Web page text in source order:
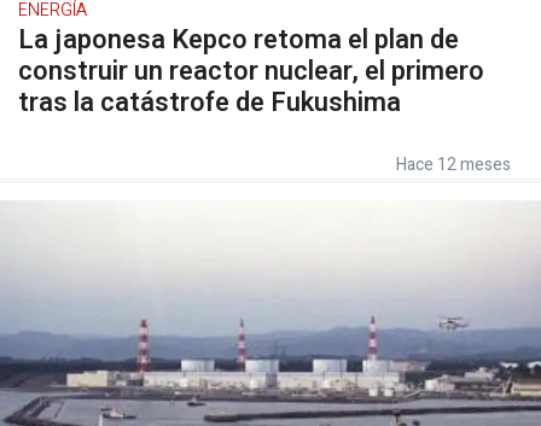
ENERGÍA
La japonesa Kepco retoma el plan de
construir un reactor nuclear, el primero
tras la catástrofe de Fukushima
Hace 12 meses